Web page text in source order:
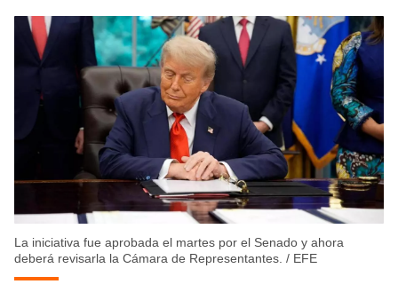
La iniciativa fue aprobada el martes por el Senado y ahora
deberá revisarla la Cámara de Representantes. / EFE